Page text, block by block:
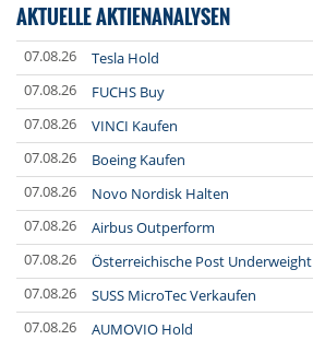
AKTUELLE AKTIENANALYSEN
07.08.26 Tesla Hold
07.08.26
FUCHS Buy
07.08.26
VINCI Kaufen
07.08.26
Boeing Kaufen
07.08.26
Novo Nordisk Halten
07.08.26
Airbus Outperform
07.08.26
Österreichische Post Underweight
07.08.26
SUSS MicroTec Verkaufen
07.08.26
AUMOVIO Hold